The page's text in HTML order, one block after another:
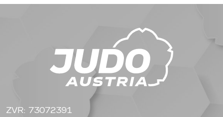
ZVR: 73072391